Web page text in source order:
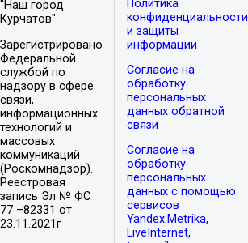
"Наш город
Курчатов".
Зарегистрировано
Федеральной
службой по
надзору в сфере
связи,
информационных
технологий и
массовых
коммуникаций
(Роскомнадзор).
Реестровая
запись Эл № ФС
77 –82331 от
23.11.2021г
Политика
конфиденциальности
и защиты
информации
Согласие на
обработку
персональных
данных обратной
связи
Согласие на
обработку
персональных
данных с помощью
сервисов
Yandex.Metrika,
LiveInternet,